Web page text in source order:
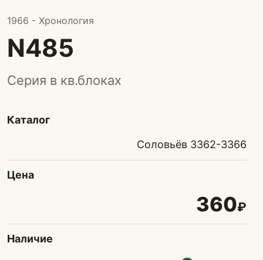
1966 - Хронология
N485
Серия в кв.блоках
Каталог
Соловьёв 3362-3366
Цена
360₽
Наличие